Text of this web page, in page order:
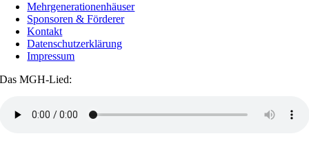
Mehrgenerationenhäuser
Sponsoren & Förderer
Kontakt
Datenschutzerklärung
Impressum
Das MGH-Lied: